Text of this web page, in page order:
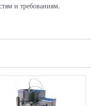
и требованиям.